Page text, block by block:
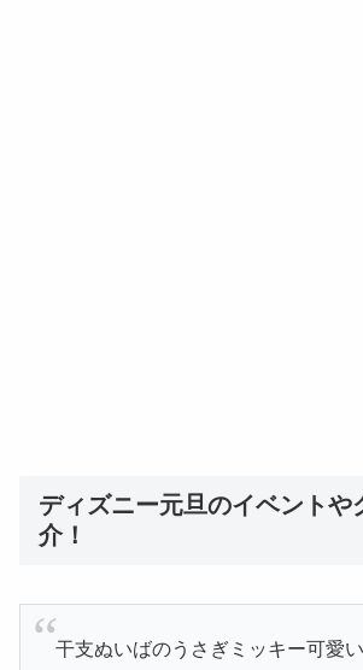
ディズニー元旦のイベントや
介！
干支ぬいばのうさぎミッキー可愛